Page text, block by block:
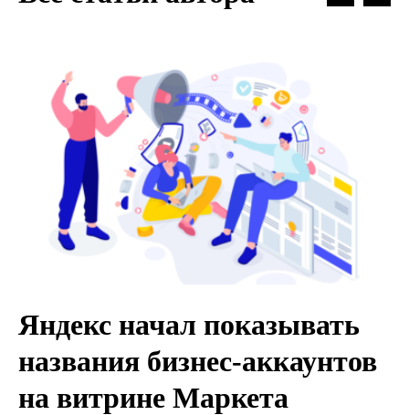
Яндекс начал показывать
названия бизнес-аккаунтов
на витрине Маркета